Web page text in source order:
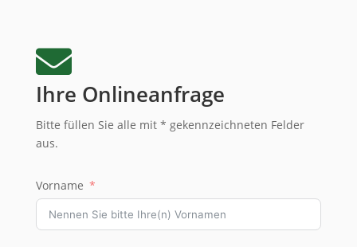

Ihre Onlineanfrage
Bitte füllen Sie alle mit * gekennzeichneten Felder
aus.
Vorname